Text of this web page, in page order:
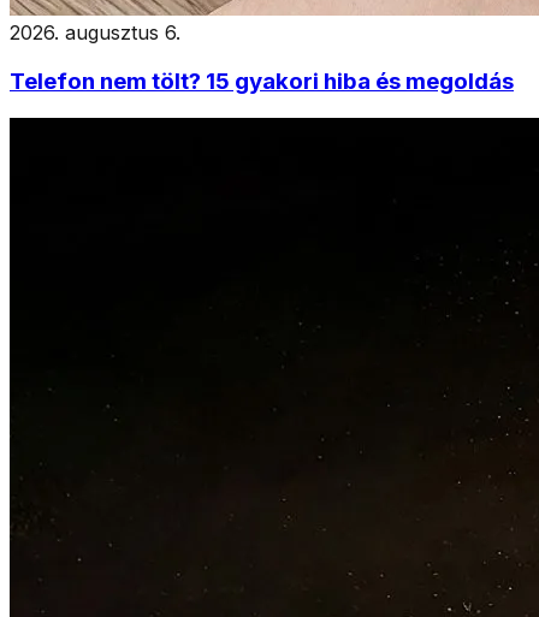
2026. augusztus 6.
Telefon nem tölt? 15 gyakori hiba és megoldás